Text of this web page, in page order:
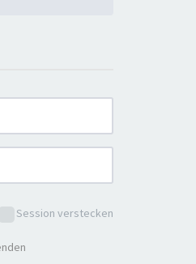
Session verstecken